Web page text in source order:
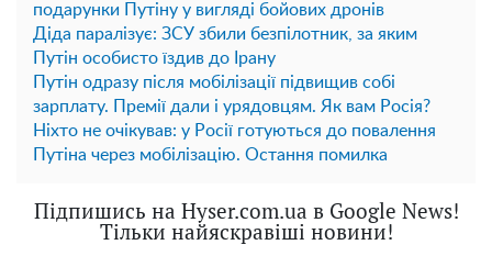
подарунки Путіну у вигляді бойових дронів
Діда паралізує: ЗСУ збили безпілотник, за яким
Путін особисто їздив до Ірану
Путін одразу після мобілізації підвищив собі
зарплату. Премії дали і урядовцям. Як вам Росія?
Ніхто не очікував: у Росії готуються до повалення
Путіна через мобілізацію. Остання помилка
Підпишись на Hyser.com.ua в Google News!
Тільки найяскравіші новини!